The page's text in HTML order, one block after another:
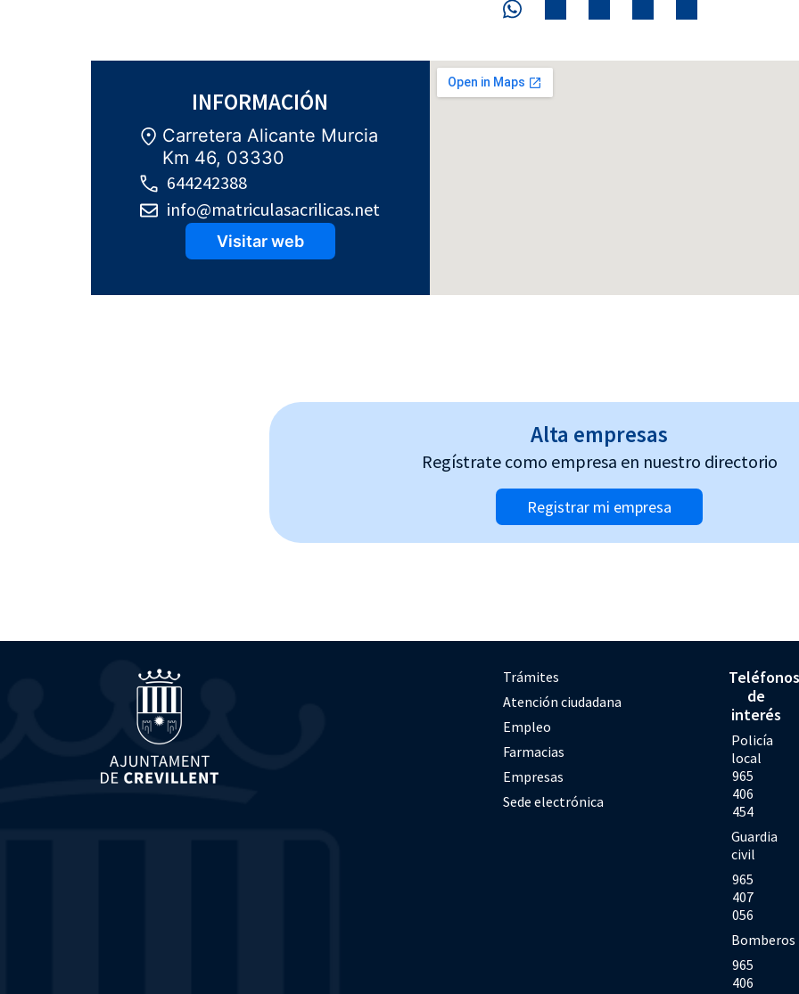
INFORMACIÓN
Carretera Alicante Murcia
Km 46, 03330
644242388
info@matriculasacrilicas.net
Visitar web
Alta empresas
Regístrate como empresa en nuestro directorio
Registrar mi empresa
Trámites
Atención ciudadana
Empleo
Farmacias
Empresas
Sede electrónica
Teléfonos
de
interés
Policía
local
965
406
454
Guardia
civil
965
407
056
Bomberos
965
406